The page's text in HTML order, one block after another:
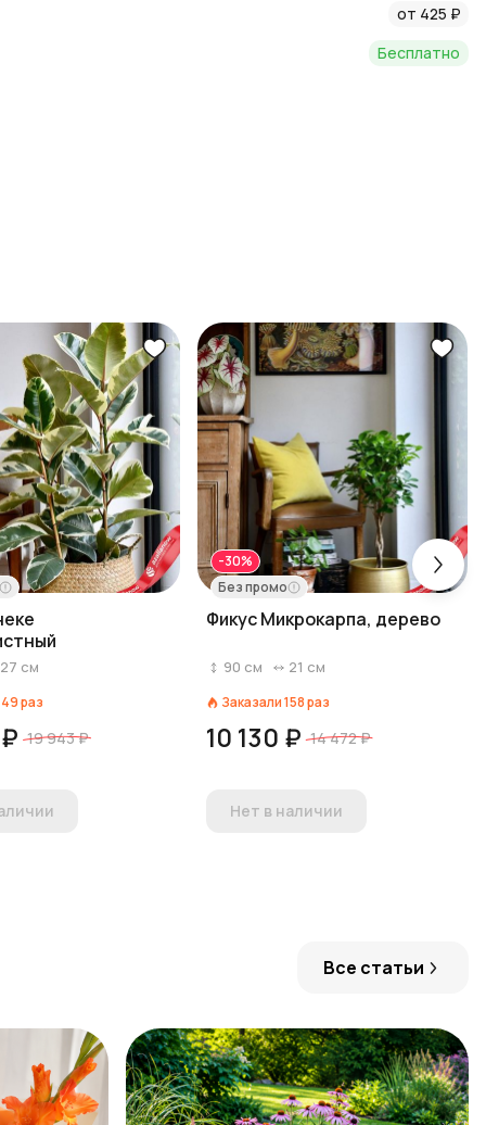
от 425 ₽
Бесплатно
27 см
раз
19 943 ₽
-30%
Без промо
Фикус Микрокарпа, дерево
90 см 21 см
Заказали158раз
10 130 ₽ 14 472 ₽
Нет в наличии
Все статьи